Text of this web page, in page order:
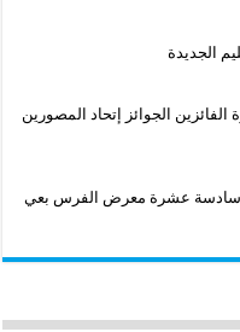
الجديدة
الجوائز إتحاد المصورين
سادسة عشرة معرض الفرس بعي